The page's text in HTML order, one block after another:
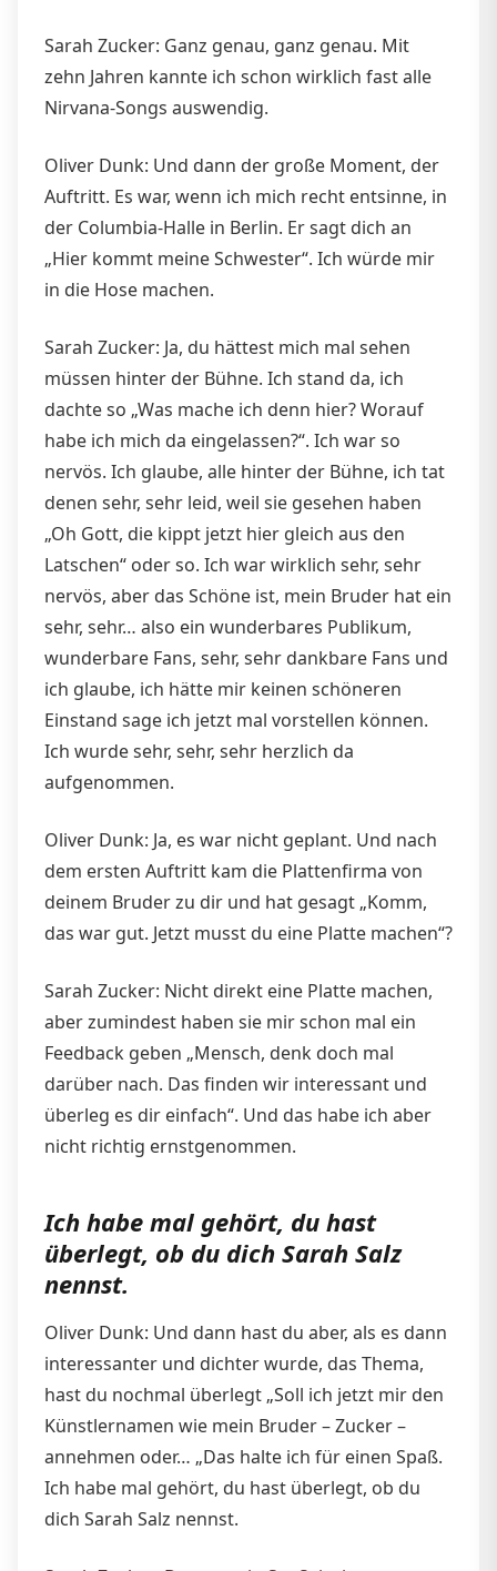
Sarah Zucker: Ganz genau, ganz genau. Mit
zehn Jahren kannte ich schon wirklich fast alle
Nirvana-Songs auswendig.
Oliver Dunk: Und dann der große Moment, der
Auftritt. Es war, wenn ich mich recht entsinne, in
der Columbia-Halle in Berlin. Er sagt dich an
„Hier kommt meine Schwester“. Ich würde mir
in die Hose machen.
Sarah Zucker: Ja, du hättest mich mal sehen
müssen hinter der Bühne. Ich stand da, ich
dachte so „Was mache ich denn hier? Worauf
habe ich mich da eingelassen?“. Ich war so
nervös. Ich glaube, alle hinter der Bühne, ich tat
denen sehr, sehr leid, weil sie gesehen haben
„Oh Gott, die kippt jetzt hier gleich aus den
Latschen“ oder so. Ich war wirklich sehr, sehr
nervös, aber das Schöne ist, mein Bruder hat ein
sehr, sehr… also ein wunderbares Publikum,
wunderbare Fans, sehr, sehr dankbare Fans und
ich glaube, ich hätte mir keinen schöneren
Einstand sage ich jetzt mal vorstellen können.
Ich wurde sehr, sehr, sehr herzlich da
aufgenommen.
Oliver Dunk: Ja, es war nicht geplant. Und nach
dem ersten Auftritt kam die Plattenfirma von
deinem Bruder zu dir und hat gesagt „Komm,
das war gut. Jetzt musst du eine Platte machen“?
Sarah Zucker: Nicht direkt eine Platte machen,
aber zumindest haben sie mir schon mal ein
Feedback geben „Mensch, denk doch mal
darüber nach. Das finden wir interessant und
überleg es dir einfach“. Und das habe ich aber
nicht richtig ernstgenommen.
Ich habe mal gehört, du hast
überlegt, ob du dich Sarah Salz
nennst.
Oliver Dunk: Und dann hast du aber, als es dann
interessanter und dichter wurde, das Thema,
hast du nochmal überlegt „Soll ich jetzt mir den
Künstlernamen wie mein Bruder – Zucker –
annehmen oder… „Das halte ich für einen Spaß.
Ich habe mal gehört, du hast überlegt, ob du
dich Sarah Salz nennst.